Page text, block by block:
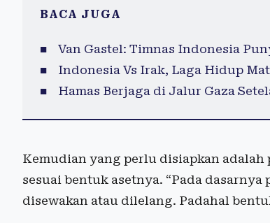
BACA JUGA
Van Gastel: Timnas Indonesia
Indonesia Vs Irak, Laga Hidup
Hamas Berjaga di Jalur Gaza
Kemudian yang perlu disiapkan
sesuai bentuk asetnya. “Pada
disewakan atau dilelang. Padahal